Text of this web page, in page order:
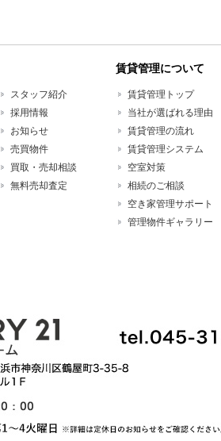
スタッフ紹介
採用情報
お知らせ
売買物件
買取・売却相談
無料売却査定
賃貸管理について
賃貸管理トップ
当社が選ばれる理由
賃貸管理の流れ
賃貸管理システム
空室対策
相続のご相談
空き家管理サポート
管理物件ギャラリー